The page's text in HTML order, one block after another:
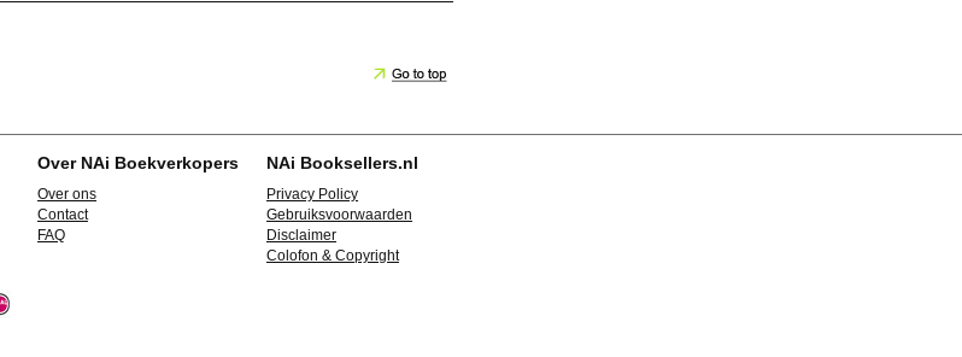
Over NAi Boekverkopers
Over ons
Contact
FAQ
NAi Booksellers.nl
Privacy Policy
Gebruiksvoorwaarden
Disclaimer
Colofon & Copyright